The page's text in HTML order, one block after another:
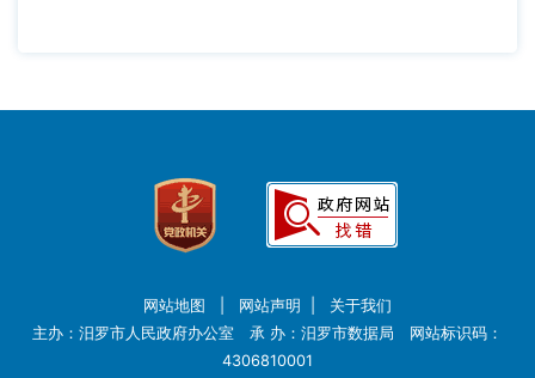
网站地图 网站声明
关于我们
主办：汨罗市人民政府办公室 承 办：汨罗市数据局 网站标识码：
4306810001